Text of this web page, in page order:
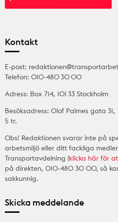
Kontakt
E-post:
Telefon: 010-480 30 00
Adress: Box 714, 101 33 Stockholm
Besöksadress: Olof Palmes gata 31,
5 tr.
Obs! Redaktionen svarar inte på
arbetsmiljö eller ditt fackliga
Transportavdelning (klicka här för
på direkten, 010-480 30 00, så
sakkunnig.
Skicka meddelande